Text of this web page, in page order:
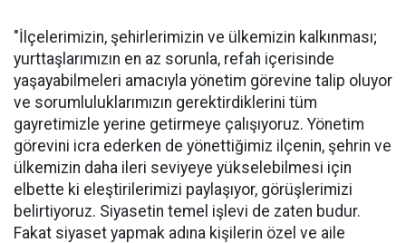
"İlçelerimizin, şehirlerimizin ve ülkemizin kalkınması;
yurttaşlarımızın en az sorunla, refah içerisinde
yaşayabilmeleri amacıyla yönetim görevine talip oluyor
ve sorumluluklarımızın gerektirdiklerini tüm
gayretimizle yerine getirmeye çalışıyoruz. Yönetim
görevini icra ederken de yönettiğimiz ilçenin, şehrin ve
ülkemizin daha ileri seviyeye yükselebilmesi için
elbette ki eleştirilerimizi paylaşıyor, görüşlerimizi
belirtiyoruz. Siyasetin temel işlevi de zaten budur.
Fakat siyaset yapmak adına kişilerin özel ve aile